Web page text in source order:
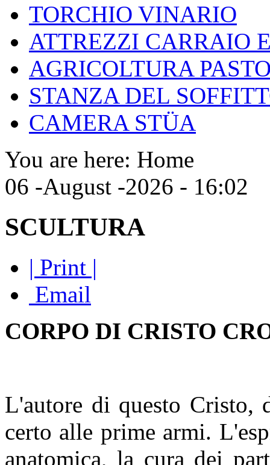
TORCHIO VINARIO
ATTREZZI CARRAIO
AGRICOLTURA
STANZA DEL
CAMERA STÜA
You are here: Home
06 -August -2026 - 16:02
SCULTURA
| Print |
Email
CORPO DI CRISTO
L'autore di questo Cristo,
certo alle prime armi.
anatomica, la cura dei